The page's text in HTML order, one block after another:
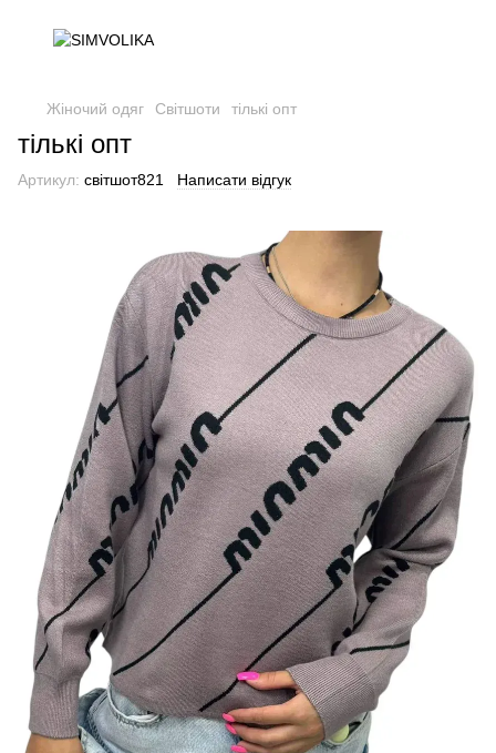
Жіночий одяг Світшоти тількі опт
тількі опт
Артикул: світшот821 Написати відгук